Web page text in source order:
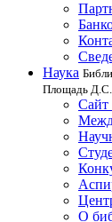
Наука
Площадь
Сайт
О